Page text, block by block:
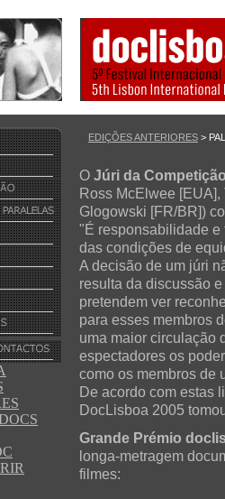
EDIÇÕES ANTERIORES >
O Júri da
Ross McElwee [EUA],
Glogowski [FR/BR])
"É responsabilidade e
das condições de
A decisão de um júri
resulta da discussão
pretendem ver
para esses membros
uma maior circulação
espectadores os
como os membros de
De acordo com estas
DocLisboa 2005
Grande Prémio
longa-metragem
filmes: